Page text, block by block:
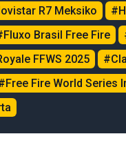
R7 Meksiko
Brasil Free Fire
FFWS 2025
Fire World Series